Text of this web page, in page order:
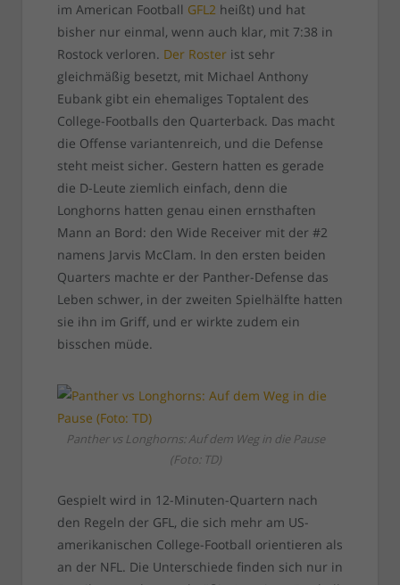
im American Football GFL2heißt) und hat
bisher nur einmal, wenn auch klar, mit 7:38 in
Rostock verloren. Der Rosterist sehr
gleichmäßig besetzt, mit Michael Anthony
Eubank gibt ein ehemaliges Toptalent des
College-Footballs den Quarterback. Das macht
die Offense variantenreich, und die Defense
steht meist sicher. Gestern hatten es gerade
die D-Leute ziemlich einfach, denn die
Longhorns hatten genau einen ernsthaften
Mann an Bord: den Wide Receiver mit der #2
namens Jarvis McClam. In den ersten beiden
Quarters machte er der Panther-Defense das
Leben schwer, in der zweiten Spielhälfte hatten
sie ihn im Griff, und er wirkte zudem ein
bisschen müde.
Panther vs Longhorns: Auf dem Weg in die Pause
(Foto: TD)
Gespielt wird in 12-Minuten-Quartern nach
den Regeln der GFL, die sich mehr am US-
amerikanischen College-Football orientieren als
an der NFL. Die Unterschiede finden sich nur in